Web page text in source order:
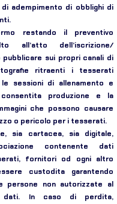
adempimento di obblighi di
restando il preventivo
all’atto dell’iscrizione/
sui propri canali di
ritraenti i tesserati
sessioni di allenamento e
produzione e la
che possono causare
o pericolo per i tesserati.
sia cartacea, sia digitale,
contenente dati
fornitori od ogni altro
custodita garantendo
persone non autorizzate al
dati. In caso di perdita,